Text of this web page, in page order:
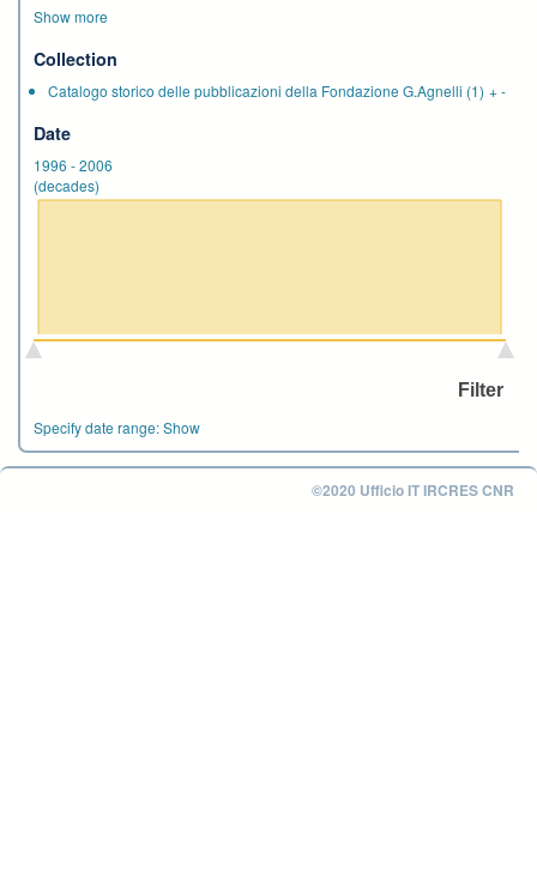
Show more
Collection
Catalogo storico delle pubblicazioni della Fondazione G.Agnelli (1) +-
Date
1996 -2006
(decades)
Specify date range:Show
©2020 Ufficio IT IRCRES CNR